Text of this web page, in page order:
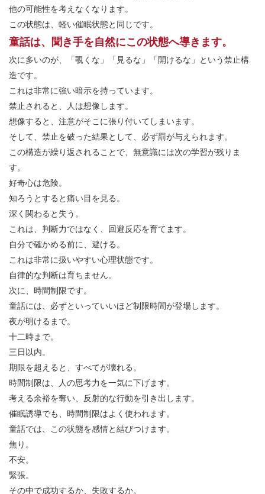
他の可能性を考えなくなります。
この状態は、軽い催眠状態と同じです。
童話は、聞き手を自然にこの状態へ導きます。
次に多いのが、「覗くな」「見るな」「開けるな」という禁止構
造です。
これは非常に強い暗示を持っています。
禁止されると、人は想像します。
想像すると、注意がそこに張り付いてしまいます。
そして、禁止を破った結果として、必ず罰が与えられます。
この構造が繰り返されることで、無意識には次の学習が残りま
す。
好奇心は危険。
知ろうとすると痛い目を見る。
深く関わると失う。
これは、判断力ではなく、回避反応を育てます。
自分で確かめる前に、避ける。
これは非常に扱いやすい心理状態です。
自律的な判断は育ちません。
次に、時間制限です。
童話には、必ずといっていいほど制限時間が登場します。
夜が明けるまで。
十二時まで。
三日以内。
期限を超えると、すべてが壊れる。
時間制限は、人の思考力を一気に下げます。
考える余裕を奪い、反射的な行動を引き出します。
催眠誘導でも、時間制限はよく使われます。
童話では、この状態を感情と結びつけます。
焦り。
不安。
緊張。
その中で成功するか、失敗するか。